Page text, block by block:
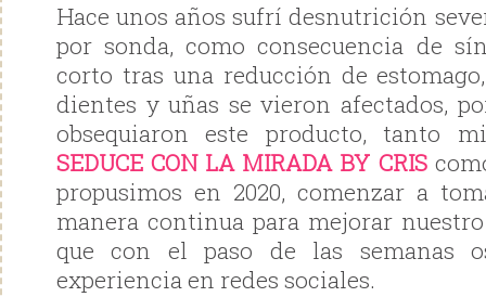
Hace unos años sufrí desnutrición
por sonda, como consecuencia de
corto tras una reducción de
dientes y uñas se vieron afectados,
obsequiaron este producto, tanto
SEDUCE CON LA MIRADA BY CRIS
propusimos en 2020, comenzar a
manera continua para mejorar
que con el paso de las semanas
experiencia en redes sociales.